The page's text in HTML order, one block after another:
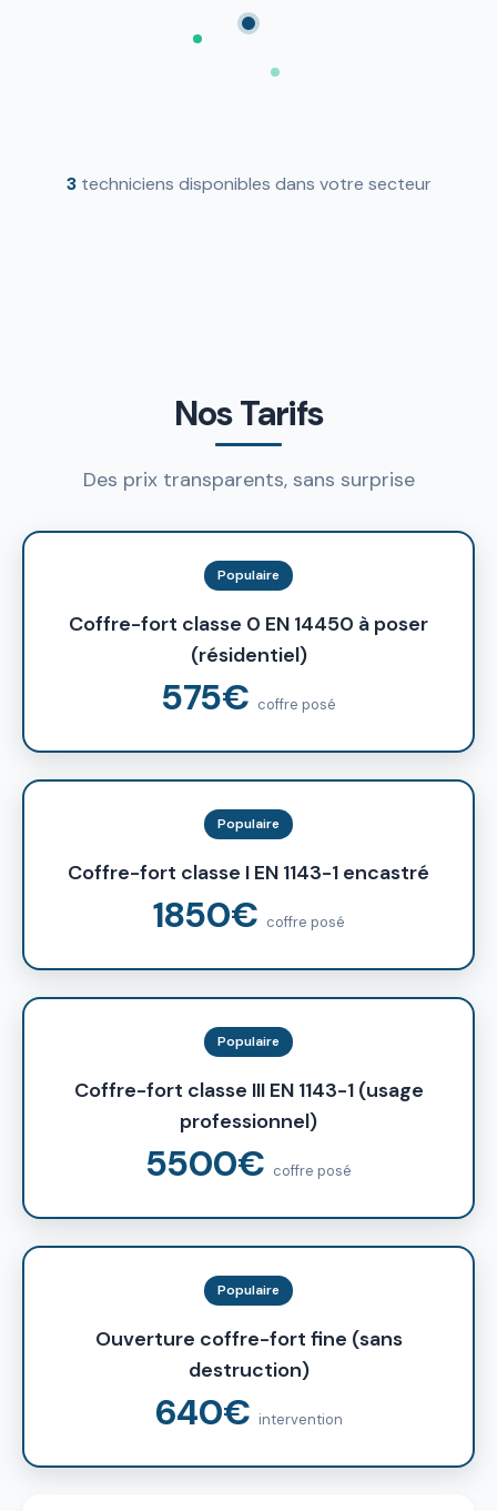
3techniciens disponibles dans votre secteur
Nos Tarifs
Des prix transparents, sans surprise
Populaire
Coffre-fort classe 0 EN 14450 à poser
(résidentiel)
575€ coffre posé
Populaire
Coffre-fort classe I EN 1143-1 encastré
1850€ coffre posé
Populaire
Coffre-fort classe III EN 1143-1 (usage
professionnel)
5500€ coffre posé
Populaire
Ouverture coffre-fort fine (sans
destruction)
640€ intervention